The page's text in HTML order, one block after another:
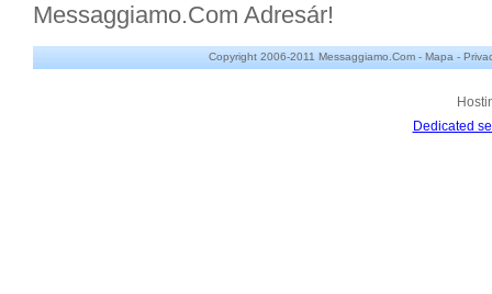
Messaggiamo.Com Adresár!
Copyright 2006-2011 Messaggiamo.Com - Mapa -
Dedicated